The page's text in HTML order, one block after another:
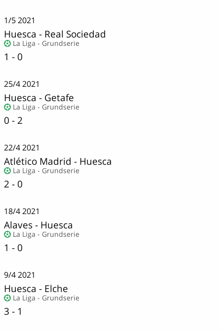
1/52021
Huesca - Real Sociedad
La Liga - Grundserie
1 - 0
25/42021
Huesca - Getafe
La Liga - Grundserie
0 - 2
22/42021
Atlético Madrid - Huesca
La Liga - Grundserie
2 - 0
18/42021
Alaves- Huesca
La Liga - Grundserie
1 - 0
9/42021
Huesca - Elche
La Liga - Grundserie
3 - 1